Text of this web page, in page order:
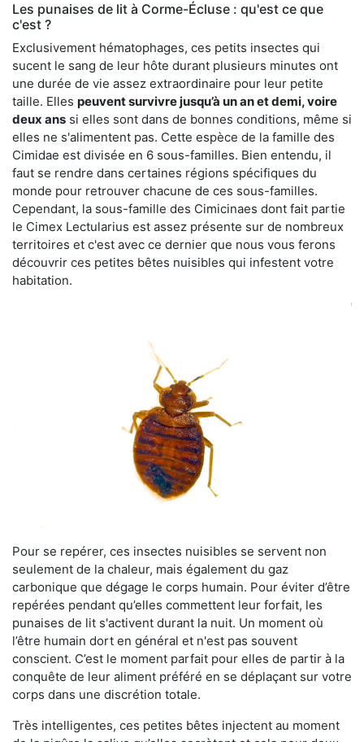
Les punaises de lit à Corme-Écluse : qu'est ce que
c'est ?
Exclusivement hématophages, ces petits insectes qui
sucent le sang de leur hôte durant plusieurs minutes ont
une durée de vie assez extraordinaire pour leur petite
taille. Elles peuvent survivre jusqu’à un an et demi, voire
deux ans si elles sont dans de bonnes conditions, même si
elles ne s'alimentent pas. Cette espèce de la famille des
Cimidae est divisée en 6 sous-familles. Bien entendu, il
faut se rendre dans certaines régions spécifiques du
monde pour retrouver chacune de ces sous-familles.
Cependant, la sous-famille des Cimicinaes dont fait partie
le Cimex Lectularius est assez présente sur de nombreux
territoires et c'est avec ce dernier que nous vous ferons
découvrir ces petites bêtes nuisibles qui infestent votre
habitation.
Pour se repérer, ces insectes nuisibles se servent non
seulement de la chaleur, mais également du gaz
carbonique que dégage le corps humain. Pour éviter d’être
repérées pendant qu’elles commettent leur forfait, les
punaises de lit s'activent durant la nuit. Un moment où
l’être humain dort en général et n'est pas souvent
conscient. C’est le moment parfait pour elles de partir à la
conquête de leur aliment préféré en se déplaçant sur votre
corps dans une discrétion totale.
Très intelligentes, ces petites bêtes injectent au moment